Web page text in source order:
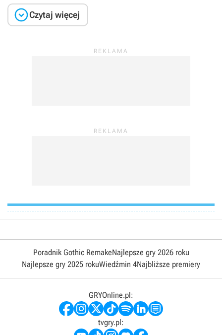
Czytaj więcej
Poradnik Gothic RemakeNajlepsze gry 2026 roku
Najlepsze gry 2025 rokuWiedźmin 4Najbliższe premiery
GRYOnline.pl:
tvgry.pl: